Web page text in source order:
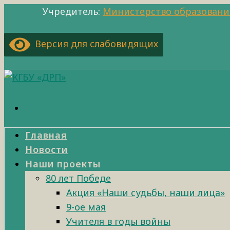
Учредитель: Министерство
Версия для слабовидящих
Главная
Новости
Наши проекты
80 лет Победе
Акция «Наши судьбы, наши лица»
9-ое мая
Учителя в годы войны